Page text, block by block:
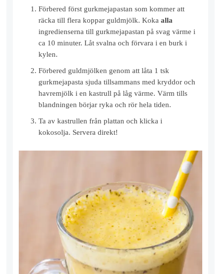
Förbered först gurkmejapastan som kommer att
räcka till flera koppar guldmjölk. Kokaalla
ingredienserna till gurkmejapastan på svag värme i
ca 10 minuter. Låt svalna och förvara i en burk i
kylen.
Förbered guldmjölken genom att låta 1 tsk
gurkmejapasta sjuda tillsammans med kryddor och
havremjölk i en kastrull på låg värme. Värm tills
blandningen börjar ryka och rör hela tiden.
Ta av kastrullen från plattan och klicka i
kokosolja. Servera direkt!